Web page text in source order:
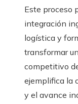
Este proceso
integración
logística y
transformar
competitivo
ejemplifica la
y el avance